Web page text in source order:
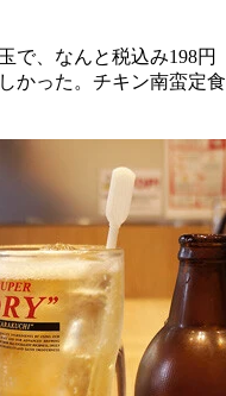
で、なんと税込み198円
かった。チキン南蛮定食